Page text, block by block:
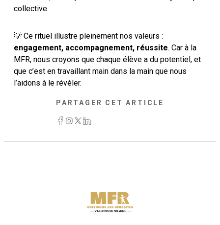
collective.
💡 Ce rituel illustre pleinement nos valeurs :
engagement, accompagnement, réussite. Car à la
MFR, nous croyons que chaque élève a du potentiel, et
que c’est en travaillant main dans la main que nous
l’aidons à le révéler.
PARTAGER CET ARTICLE